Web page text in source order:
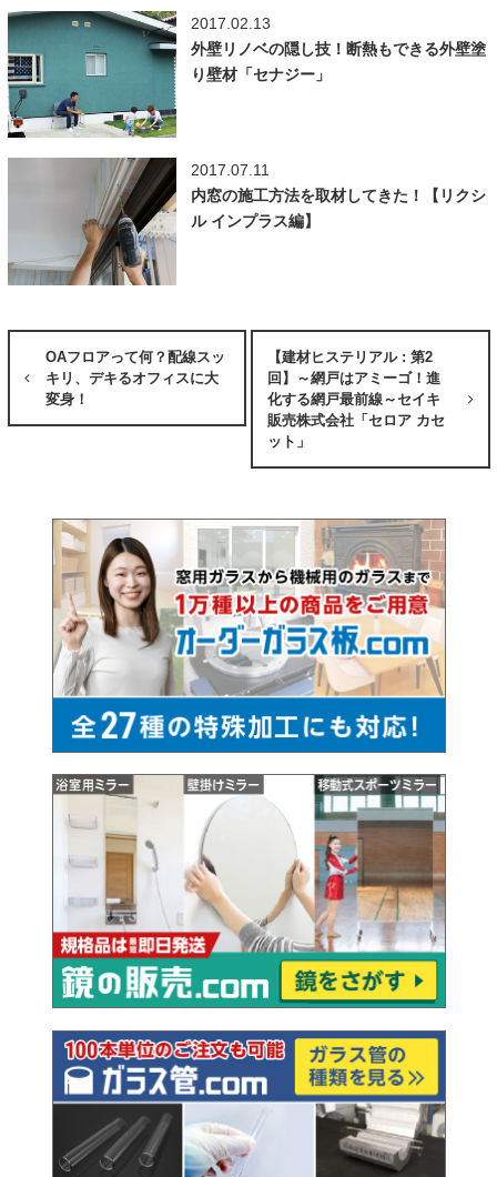
2017.02.13
外壁リノベの隠し技！断熱もできる外壁塗
り壁材「セナジー」
2017.07.11
内窓の施工方法を取材してきた！【リクシ
ル インプラス編】
OAフロアって何？配線スッ
キリ、デキるオフィスに大
変身！
【建材ヒステリアル : 第2
回】～網戸はアミーゴ！進
化する網戸最前線～セイキ
販売株式会社「セロア カセ
ット」